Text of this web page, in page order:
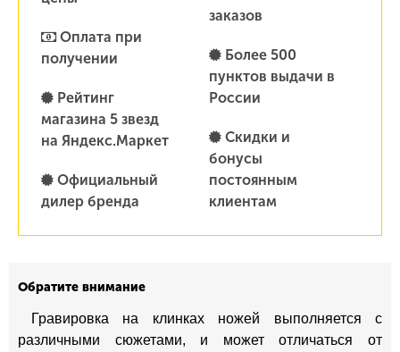
Оплата при
получении
Рейтинг
магазина 5 звезд
на Яндекс.Маркет
Официальный
дилер бренда
заказов
Более 500
пунктов выдачи в
России
Скидки и
бонусы
постоянным
клиентам
Обратите внимание
Гравировка на клинках ножей выполняется с
различными сюжетами, и может отличаться от